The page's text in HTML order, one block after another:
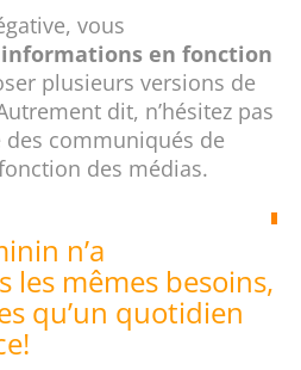
vous
en fonction
plusieurs versions de
dit, n’hésitez pas
communiqués de
des médias.
n’a
les mêmes besoins,
qu’un quotidien